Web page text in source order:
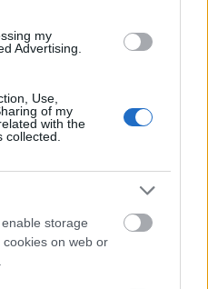
my
Advertising.
Use,
of my
with the
storage
on web or